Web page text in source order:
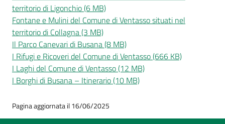
territorio di Ligonchio (6 MB)
Fontane e Mulini del Comune di Ventasso situati nel
territorio di Collagna (3 MB)
Il Parco Canevari di Busana (8 MB)
I Rifugi e Ricoveri del Comune di Ventasso (666 KB)
I Laghi del Comune di Ventasso (12 MB)
I Borghi di Busana – Itinerario (10 MB)
Pagina aggiornata il 16/06/2025